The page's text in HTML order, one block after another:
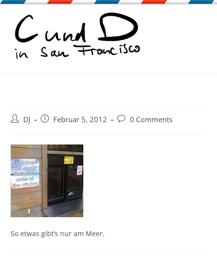
Zum
springen
Beitrags-
DJ
BeitragFebruar 5, 2012
Beitrags-
0 Comments
So etwas gibt’s nur am Meer.